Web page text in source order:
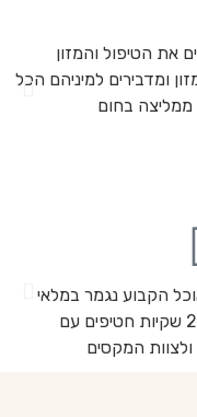
את הטיפול והמזון
ומדבירים למיניהם הכל
ממליצה בחום
הקבוע נגמר במלאי
הציעו אוכל חלופי ודאגו לעדכן וגם הביאו 2 שקיות חטיפים עם
המקסים